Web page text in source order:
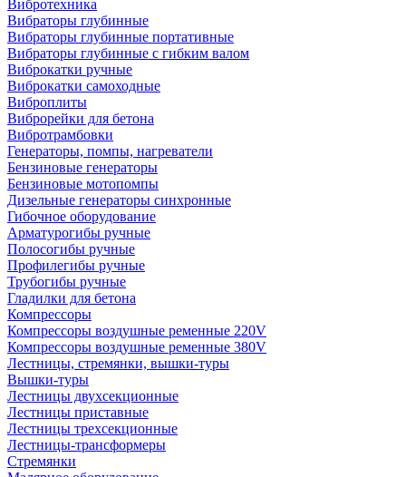
Вибротехника
Вибраторы глубинные
Вибраторы глубинные портативные
Вибраторы глубинные с гибким валом
Виброкатки ручные
Виброкатки самоходные
Виброплиты
Виброрейки для бетона
Вибротрамбовки
Генераторы, помпы, нагреватели
Бензиновые генераторы
Бензиновые мотопомпы
Дизельные генераторы синхронные
Гибочное оборудование
Арматурогибы ручные
Полосогибы ручные
Профилегибы ручные
Трубогибы ручные
Гладилки для бетона
Компрессоры
Компрессоры воздушные ременные 220V
Компрессоры воздушные ременные 380V
Лестницы, стремянки, вышки-туры
Вышки-туры
Лестницы двухсекционные
Лестницы приставные
Лестницы трехсекционные
Лестницы-трансформеры
Стремянки